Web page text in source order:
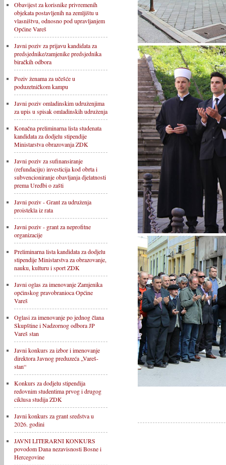
Obavijest za korisnike privremenih
objekata postavljenih na zemljištu u
vlasništvu, odnosno pod upravljanjem
Općine Vareš
Javni poziv za prijavu kandidata za
predsjednike/zamjenike predsjednika
biračkih odbora
Poziv ženama za učešće u
poduzetničkom kampu
Javni poziv omladinskim udruženjima
za upis u spisak omladinskih udruženja
Konačna preliminarna lista studenata
kandidata za dodjelu stipendije
Ministarstva obrazovanja ZDK
Javni poziv za sufinansiranje
(refundaciju) investicija kod obrta i
subvencioniranje obavljanja djelatnosti
prema Uredbi o zašti
Javni poziv - Grant za udruženja
proistekla iz rata
Javni poziv - grant za neprofitne
organizacije
Preliminarna lista kandidata za dodjelu
stipendije Ministarstva za obrazovanje,
nauku, kulturu i sport ZDK
Javni oglas za imenovanje Zamjenika
općinskog pravobranioca Općine
Vareš
Oglasi za imenovanje po jednog člana
Skupštine i Nadzornog odbora JP
Vareš stan
Javni konkurs za izbor i imenovanje
direktora Javnog preduzeća „Vareš-
stan“
Konkurs za dodjelu stipendija
redovnim studentima prvog i drugog
ciklusa studija ZDK
Javni konkurs za grant sredstva u
2026. godini
JAVNI LITERARNI KONKURS
povodom Dana nezavisnosti Bosne i
Hercegovine